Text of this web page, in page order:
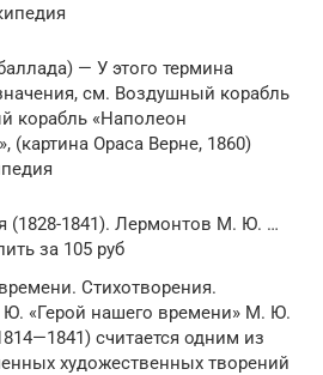
— У этого термина
см. Воздушный корабль
корабль «Наполеон
(картина Ораса Верне, 1860)
(1828-1841). Лермонтов М. Ю. …
за 105 руб
Стихотворения.
«Герой нашего времени» М. Ю.
считается одним из
художественных творений